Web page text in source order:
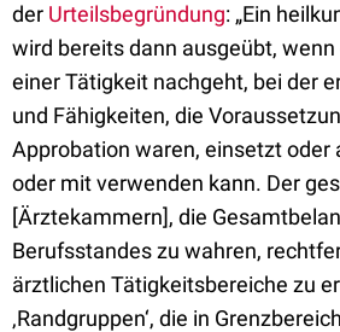
der Urteilsbegründung: „Ein
wird bereits dann ausgeübt,
einer Tätigkeit nachgeht, bei der
und Fähigkeiten, die
Approbation waren, einsetzt oder
oder mit verwenden kann. Der
[Ärztekammern], die
Berufsstandes zu wahren,
ärztlichen Tätigkeitsbereiche zu
‚Randgruppen‘, die in